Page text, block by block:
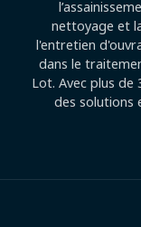
nettoyage et
l'entretien
dans le
Lot. Avec plus de
des solutions